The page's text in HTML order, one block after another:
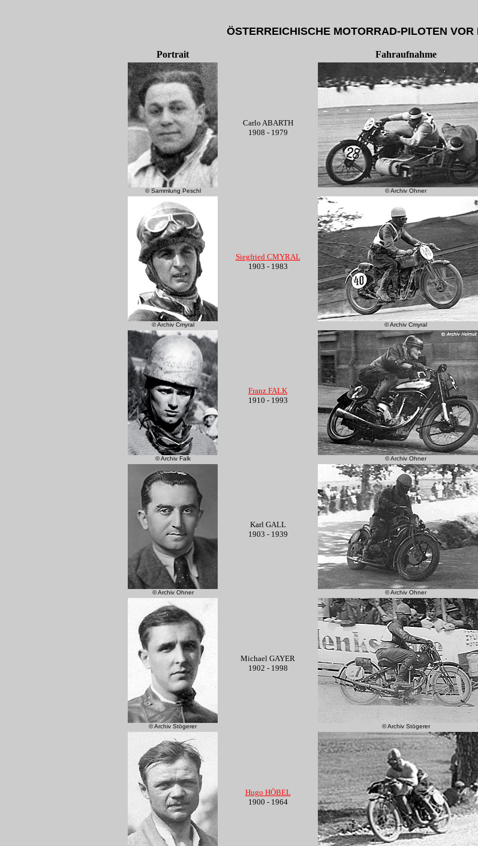
ÖSTERREICHISCHE MOTORRAD-PILOTEN VOR
Portrait Fahraufnahme
© Sammlung Peschl
Carlo ABARTH
1908 - 1979
© Archiv Ohner
© Archiv Cmyral
Siegfried CMYRAL
1903 - 1983
© Archiv Cmyral
© Archiv Falk
Franz FALK
1910 - 1993
© Archiv Ohner
© Archiv Ohner
Karl GALL
1903 - 1939
© Archiv Ohner
© Archiv Stögerer
Michael GAYER
1902 - 1998
© Archiv Stögerer
Hugo HÖBEL
1900 - 1964